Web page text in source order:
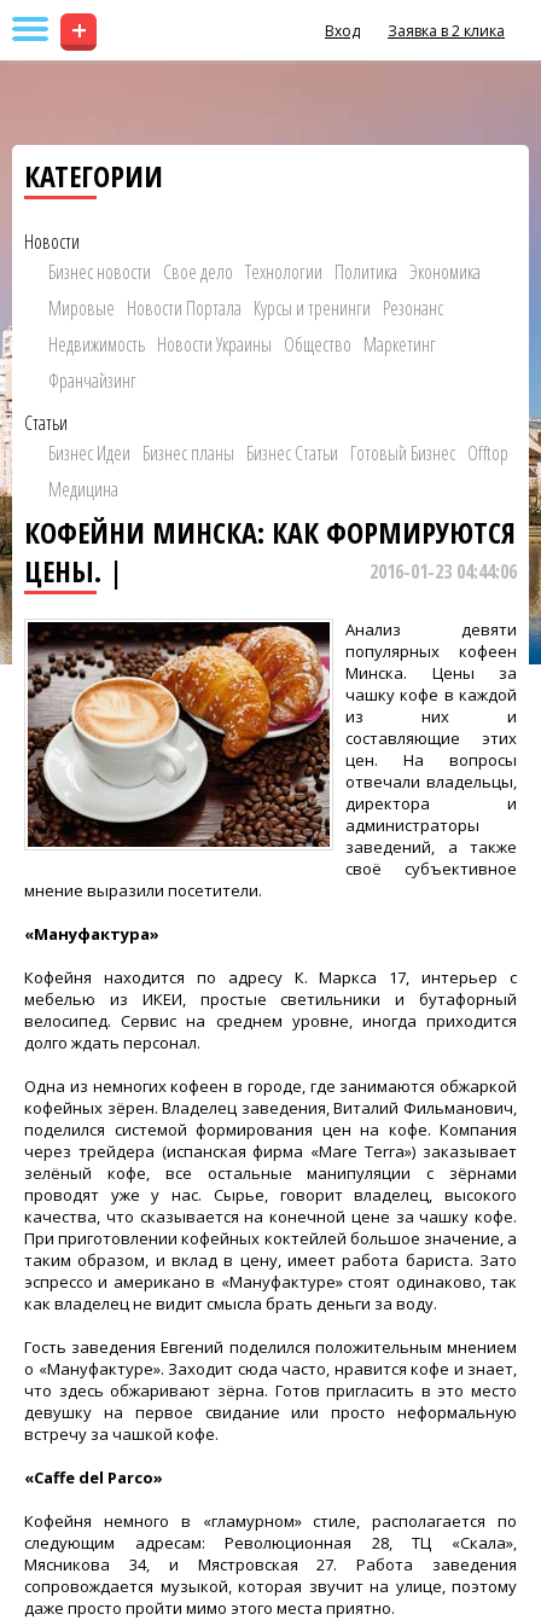
+ Вход Заявка в 2 клика
КАТЕГОРИИ
Новости
Бизнес новости Свое дело Технологии Политика Экономика
Мировые Новости Портала Курсы и тренинги Резонанс
Недвижимость Новости Украины Общество Маркетинг
Франчайзинг
Статьи
Бизнес Идеи Бизнес планы Бизнес Статьи Готовый Бизнес Offtop
Медицина
КОФЕЙНИ МИНСКА: КАК ФОРМИРУЮТСЯ
ЦЕНЫ. |
2016-01-23 04:44:06
Анализ девяти
популярных кофеен
Минска. Цены за
чашку кофе в каждой
из них и
составляющие этих
цен. На вопросы
отвечали владельцы,
директора и
администраторы
заведений, а также
своё субъективное
мнение выразили посетители.
«Мануфактура»
Кофейня находится по адресу К. Маркса 17, интерьер с
мебелью из ИКЕИ, простые светильники и бутафорный
велосипед. Сервис на среднем уровне, иногда приходится
долго ждать персонал.
Одна из немногих кофеен в городе, где занимаются обжаркой
кофейных зёрен. Владелец заведения, Виталий Фильманович,
поделился системой формирования цен на кофе. Компания
через трейдера (испанская фирма «Mare Terra») заказывает
зелёный кофе, все остальные манипуляции с зёрнами
проводят уже у нас. Сырье, говорит владелец, высокого
качества, что сказывается на конечной цене за чашку кофе.
При приготовлении кофейных коктейлей большое значение, а
таким образом, и вклад в цену, имеет работа бариста. Зато
эспрессо и американо в «Мануфактуре» стоят одинаково, так
как владелец не видит смысла брать деньги за воду.
Гость заведения Евгений поделился положительным мнением
о «Мануфактуре». Заходит сюда часто, нравится кофе и знает,
что здесь обжаривают зёрна. Готов пригласить в это место
девушку на первое свидание или просто неформальную
встречу за чашкой кофе.
«Caffe del Parco»
Кофейня немного в «гламурном» стиле, располагается по
следующим адресам: Революционная 28, ТЦ «Скала»,
Мясникова 34, и Мястровская 27. Работа заведения
сопровождается музыкой, которая звучит на улице, поэтому
даже просто пройти мимо этого места приятно.